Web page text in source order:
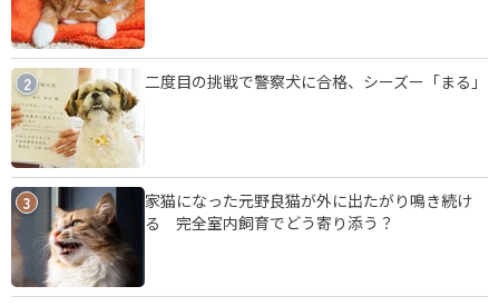
2 二度目の挑戦で警察犬に合格、シーズー「まる」
3
家猫になった元野良猫が外に出たがり鳴き続け
る 完全室内飼育でどう寄り添う？